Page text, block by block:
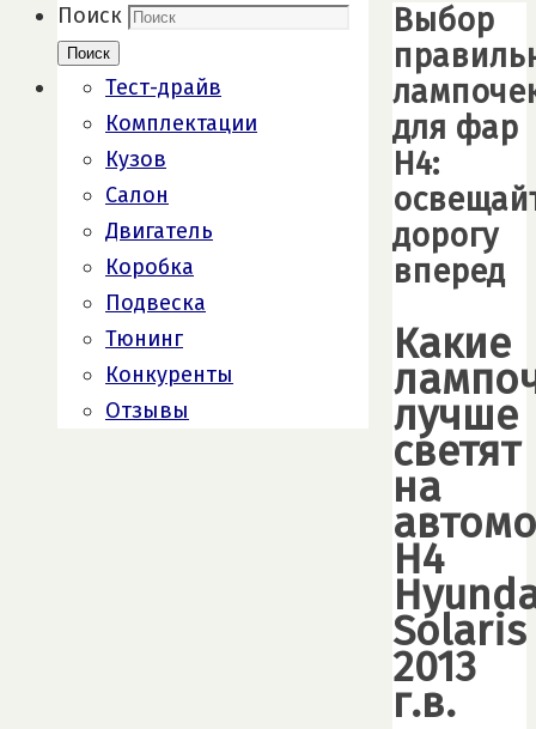
Выбор
для фар
H4:
дорогу
вперед
Какие
лучше
светят
на
H4
Solaris
2013
г.в.
Поиск
Поиск
Тест-драйв
Комплектации
Кузов
Салон
Двигатель
Коробка
Подвеска
Тюнинг
Конкуренты
Отзывы